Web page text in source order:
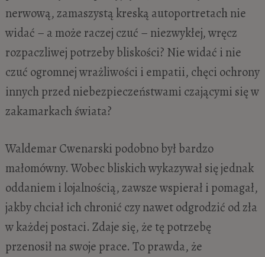
nerwową, zamaszystą kreską autoportretach nie
widać – a może raczej czuć – niezwykłej, wręcz
rozpaczliwej potrzeby bliskości? Nie widać i nie
czuć ogromnej wrażliwości i empatii, chęci ochrony
innych przed niebezpieczeństwami czającymi się w
zakamarkach świata?
Waldemar Cwenarski podobno był bardzo
małomówny. Wobec bliskich wykazywał się jednak
oddaniem i lojalnością, zawsze wspierał i pomagał,
jakby chciał ich chronić czy nawet odgrodzić od zła
w każdej postaci. Zdaje się, że tę potrzebę
przenosił na swoje prace. To prawda, że